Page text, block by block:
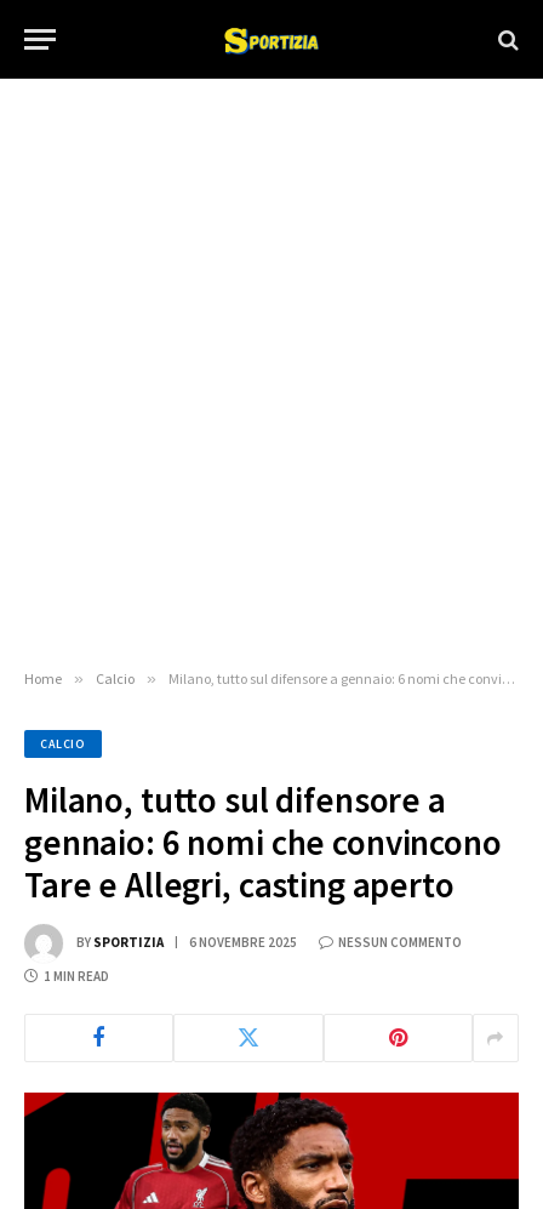
Home » Calcio » Milano, tutto sul difensore a gennaio: 6 nomi che convincono Tare e Allegri, casting aperto
CALCIO
Milano, tutto sul difensore a
gennaio: 6 nomi che convincono
Tare e Allegri, casting aperto
BY SPORTIZIA 6 NOVEMBRE 2025 NESSUN COMMENTO
1 MIN READ